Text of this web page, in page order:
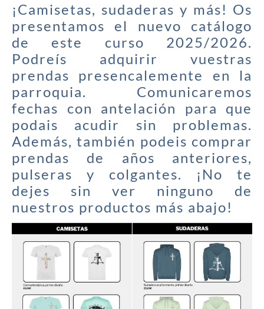
¡Camisetas, sudaderas y más! Os
presentamos el nuevo catálogo
de este curso 2025/2026.
Podreís adquirir vuestras
prendas presencalemente en la
parroquia. Comunicaremos
fechas con antelación para que
podais acudir sin problemas.
Además, también podeis comprar
prendas de años anteriores,
pulseras y colgantes. ¡No te
dejes sin ver ninguno de
nuestros productos más abajo!